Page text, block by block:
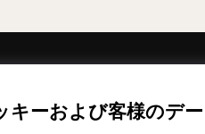
キーおよび客様のデmy